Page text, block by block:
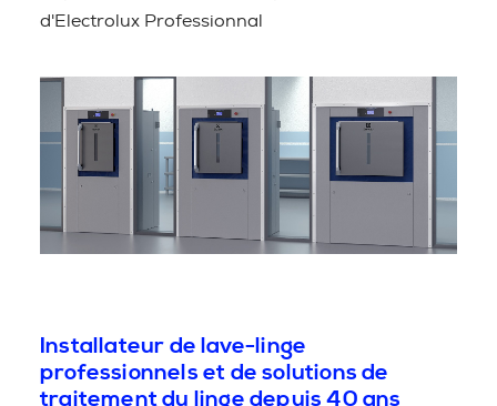
d'Electrolux Professionnal
Installateur de lave-linge
professionnels et de solutions de
traitement du linge depuis 40 ans